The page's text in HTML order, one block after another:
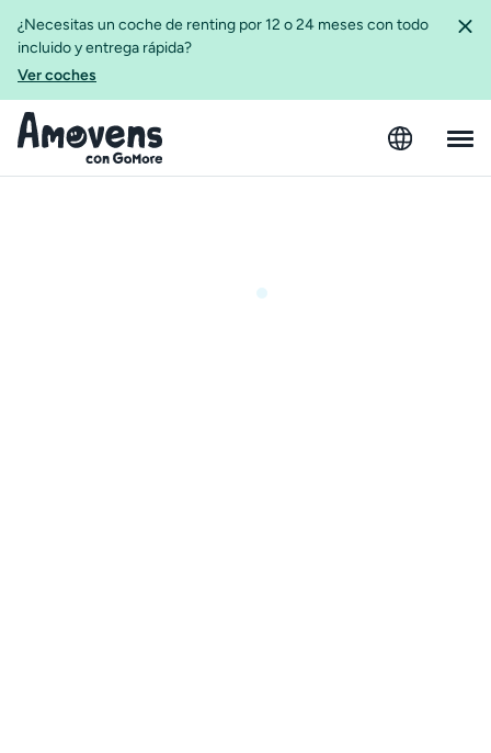
¿Necesitas un coche de renting por 12 o 24 meses con todo
incluido y entrega rápida?
Ver coches